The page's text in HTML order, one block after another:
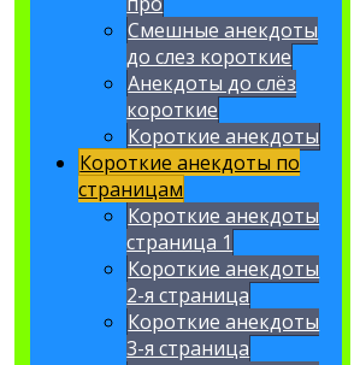
Смешные анекдоты
до слез короткие
Анекдоты до слёз
короткие
Короткие анекдоты
Короткие анекдоты по
страницам
Короткие анекдоты
страница 1
Короткие анекдоты
2-я страница
Короткие анекдоты
3-я страница